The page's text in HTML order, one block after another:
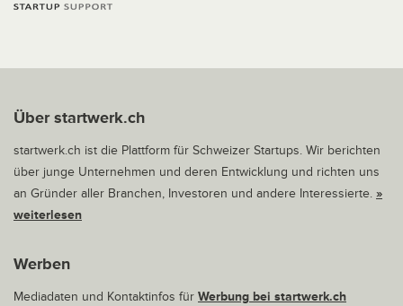
Über startwerk.ch
startwerk.ch ist die Plattform für Schweizer Startups. Wir berichten
über junge Unternehmen und deren Entwicklung und richten uns
an Gründer aller Branchen, Investoren und andere Interessierte. »
weiterlesen
Werben
Mediadaten und Kontaktinfos für Werbung bei startwerk.ch